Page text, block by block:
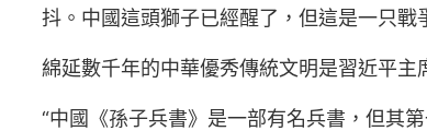
抖。中國這頭獅子已經醒了，但這是一只戰
綿延數千年的中華優秀傳統文明是習近平主
“中國《孫子兵書》是一部有名兵書，但其